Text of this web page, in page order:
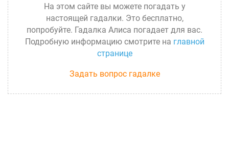
На этом сайте вы можете погадать у
настоящей гадалки. Это бесплатно,
попробуйте. Гадалка Алиса погадает для вас.
Подробную информацию смотрите на главной
странице
Задать вопрос гадалке